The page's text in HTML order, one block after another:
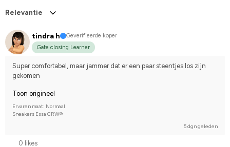
Relevantie
tindra h
Geverifieerde koper
Gate closing Learner
Super comfortabel, maar jammer dat er een paar steentjes los zijn
gekomen
Toon origineel
Ervaren maat: Normaal
Sneakers Essa CRW®
5 dgn geleden
0 likes